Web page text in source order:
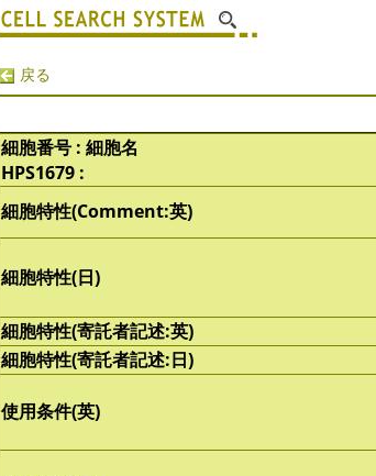
戻る
細胞番号 : 細胞名
HPS1679 :
細胞特性(Comment:英)
細胞特性(日)
細胞特性(寄託者記述:英)
細胞特性(寄託者記述:日)
使用条件(英)